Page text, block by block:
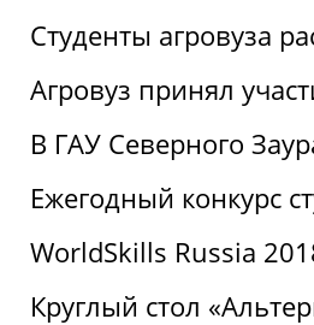
Студенты агровуза
Агровуз принял
В ГАУ Северного
Ежегодный конкурс
WorldSkills Russia
Круглый стол